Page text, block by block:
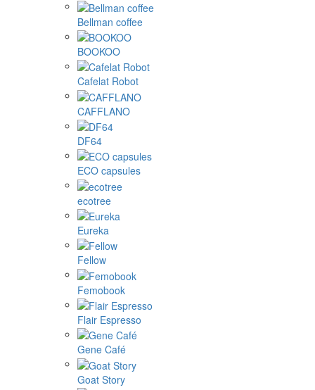
Bellman coffee
BOOKOO
Cafelat Robot
CAFFLANO
DF64
ECO capsules
ecotree
Eureka
Fellow
Femobook
Flair Espresso
Gene Café
Goat Story